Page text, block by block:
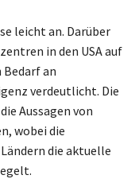
leicht an. Darüber
in den USA auf
Bedarf an
verdeutlicht. Die
Aussagen von
wobei die
die aktuelle